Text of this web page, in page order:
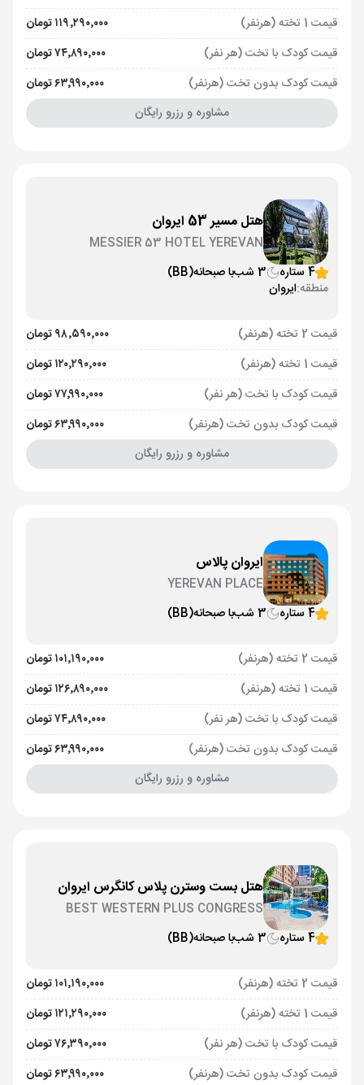
قیمت 1 تخته (هرنفر)
۱۱۹٬۲۹۰٬۰۰۰ تومان
قیمت کودک با تخت (هر نفر)
۷۴٬۸۹۰٬۰۰۰ تومان
قیمت کودک بدون تخت (هرنفر)
۶۳٬۹۹۰٬۰۰۰ تومان
مشاوره و رزرو رایگان
هتل مسیر 53 ایروان
MESSIER 53 HOTEL YEREVAN
4 ستاره
3 شب با صبحانه(BB)
منطقه:ایروان
قیمت 2 تخته (هرنفر)
۹۸٬۵۹۰٬۰۰۰ تومان
قیمت 1 تخته (هرنفر)
۱۲۰٬۲۹۰٬۰۰۰ تومان
قیمت کودک با تخت (هر نفر)
۷۷٬۹۹۰٬۰۰۰ تومان
قیمت کودک بدون تخت (هرنفر)
۶۳٬۹۹۰٬۰۰۰ تومان
مشاوره و رزرو رایگان
ایروان پالاس
YEREVAN PLACE
4 ستاره
3 شب با صبحانه(BB)
قیمت 2 تخته (هرنفر)
۱۰۱٬۱۹۰٬۰۰۰ تومان
قیمت 1 تخته (هرنفر)
۱۲۶٬۸۹۰٬۰۰۰ تومان
قیمت کودک با تخت (هر نفر)
۷۴٬۸۹۰٬۰۰۰ تومان
قیمت کودک بدون تخت (هرنفر)
۶۳٬۹۹۰٬۰۰۰ تومان
مشاوره و رزرو رایگان
هتل بست وسترن پلاس کانگرس ایروان
BEST WESTERN PLUS CONGRESS
4 ستاره
3 شب با صبحانه(BB)
قیمت 2 تخته (هرنفر)
۱۰۱٬۱۹۰٬۰۰۰ تومان
قیمت 1 تخته (هرنفر)
۱۲۱٬۲۹۰٬۰۰۰ تومان
قیمت کودک با تخت (هر نفر)
۷۶٬۳۹۰٬۰۰۰ تومان
قیمت کودک بدون تخت (هرنفر)
۶۳٬۹۹۰٬۰۰۰ تومان